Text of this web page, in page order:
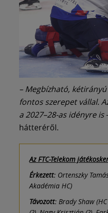
– Megbízható,
fontos szerepet vállal.
a 2027–28-as idényre is
hátteréről.
Az FTC-Telekom
Érkezett:Ortenszky
Akadémia HC)
Távozott:Brady Shaw